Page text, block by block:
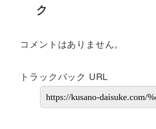
ク
コメントはありません。
トラックバック URL